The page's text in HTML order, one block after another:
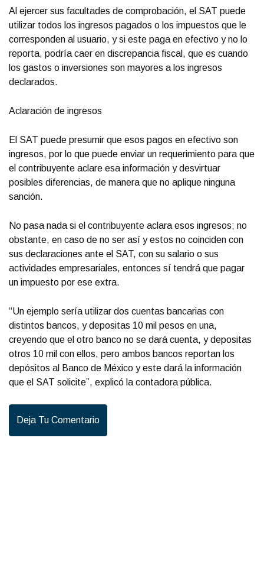
Al ejercer sus facultades de comprobación, el SAT puede
utilizar todos los ingresos pagados o los impuestos que le
corresponden al usuario, y si este paga en efectivo y no lo
reporta, podría caer en discrepancia fiscal, que es cuando
los gastos o inversiones son mayores a los ingresos
declarados.
Aclaración de ingresos
El SAT puede presumir que esos pagos en efectivo son
ingresos, por lo que puede enviar un requerimiento para que
el contribuyente aclare esa información y desvirtuar
posibles diferencias, de manera que no aplique ninguna
sanción.
No pasa nada si el contribuyente aclara esos ingresos; no
obstante, en caso de no ser así y estos no coinciden con
sus declaraciones ante el SAT, con su salario o sus
actividades empresariales, entonces sí tendrá que pagar
un impuesto por ese extra.
“Un ejemplo sería utilizar dos cuentas bancarias con
distintos bancos, y depositas 10 mil pesos en una,
creyendo que el otro banco no se dará cuenta, y depositas
otros 10 mil con ellos, pero ambos bancos reportan los
depósitos al Banco de México y este dará la información
que el SAT solicite”, explicó la contadora pública.
Deja Tu Comentario